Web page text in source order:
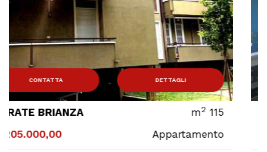
115
CONTATTA DETTAGLI
AGRATE BRIANZA
€ 385.000,00